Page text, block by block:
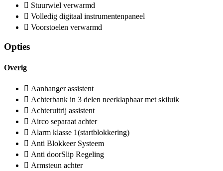
Stuurwiel verwarmd
Volledig digitaal instrumentenpaneel
Voorstoelen verwarmd
Opties
Overig
Aanhanger assistent
Achterbank in 3 delen neerklapbaar met skiluik
Achteruitrij assistent
Airco separaat achter
Alarm klasse 1(startblokkering)
Anti Blokkeer Systeem
Anti doorSlip Regeling
Armsteun achter